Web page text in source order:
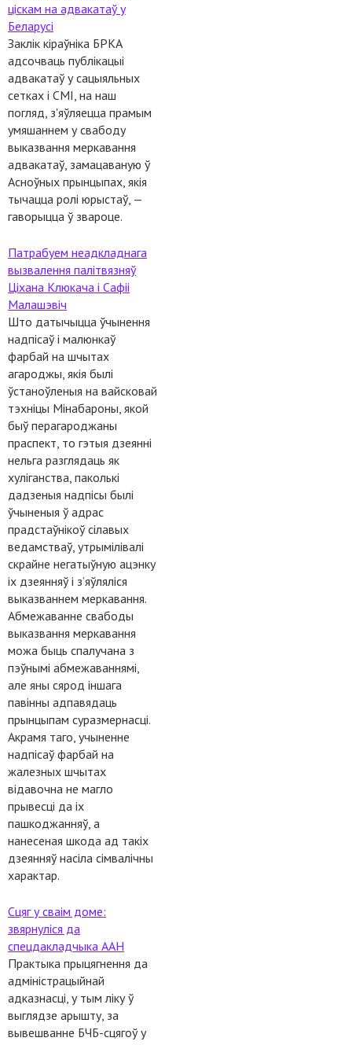
ціскам на адвакатаў у
Беларусі
Заклік кіраўніка БРКА
адсочваць публікацыі
адвакатаў у сацыяльных
сетках і СМІ, на наш
погляд, з'яўляецца прамым
умяшаннем у свабоду
выказвання меркавання
адвакатаў, замацаваную ў
Асноўных прынцыпах, якія
тычацца ролі юрыстаў, —
гаворыцца ў звароце.
Патрабуем неадкладнага
вызвалення палітвязняў
Ціхана Клюкача і Сафіі
Малашэвіч
Што датычыцца ўчынення
надпісаў і малюнкаў
фарбай на шчытах
агароджы, якія былі
ўстаноўленыя на вайсковай
тэхніцы Мінабароны, якой
быў перагароджаны
праспект, то гэтыя дзеянні
нельга разглядаць як
хуліганства, паколькі
дадзеныя надпісы былі
ўчыненыя ў адрас
прадстаўнікоў сілавых
ведамстваў, утрымілівалі
скрайне негатыўную ацэнку
іх дзеянняў і з’яўляліся
выказваннем меркавання.
Абмежаванне свабоды
выказвання меркавання
можа быць спалучана з
пэўнымі абмежаваннямі,
але яны сярод іншага
павінны адпавядаць
прынцыпам суразмернасці.
Акрамя таго, учыненне
надпісаў фарбай на
жалезных шчытах
відавочна не магло
прывесці да іх
пашкоджанняў, а
нанесеная шкода ад такіх
дзеянняў насіла сімвалічны
характар.
Сцяг у сваім доме:
звярнуліся да
спецдакладчыка ААН
Практыка прыцягнення да
адміністрацыйнай
адказнасці, у тым ліку ў
выглядзе арышту, за
вывешванне БЧБ-сцягоў у